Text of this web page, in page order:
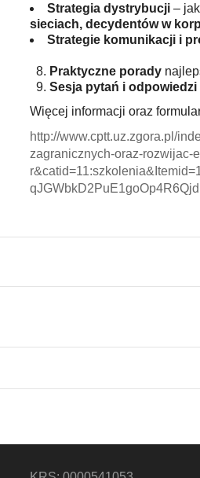
Strategia dystrybucji –
sieciach, decydentów w
Strategie komunikacji i
Praktyczne porady
Sesja pytań i odpowiedzi
Więcej informacji oraz
http://www.cptt.uz.zgora.pl/
zagranicznych-oraz-rozwijac-